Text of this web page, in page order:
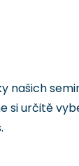
našich
si určitě